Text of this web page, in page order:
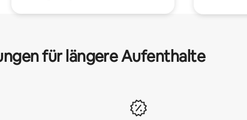
für längere Aufenthalte